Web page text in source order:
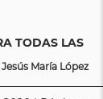
TODAS LAS
María López